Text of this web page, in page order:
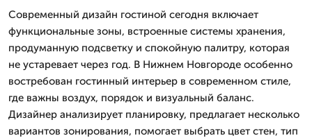
Современный дизайн гостиной сегодня включает
функциональные зоны, встроенные системы хранения,
продуманную подсветку и спокойную палитру, которая
не устаревает через год. В Нижнем Новгороде особенно
востребован гостинный интерьер в современном стиле,
где важны воздух, порядок и визуальный баланс.
Дизайнер анализирует планировку, предлагает несколько
вариантов зонирования, помогает выбрать цвет стен, тип